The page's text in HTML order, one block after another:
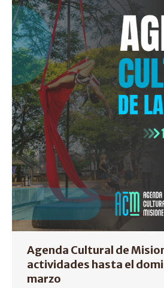
Agenda Cultural de
actividades hasta el
marzo